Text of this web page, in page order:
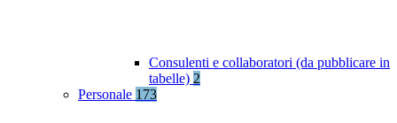
Consulenti e collaboratori (da pubblicare in
tabelle) 2
Personale 173